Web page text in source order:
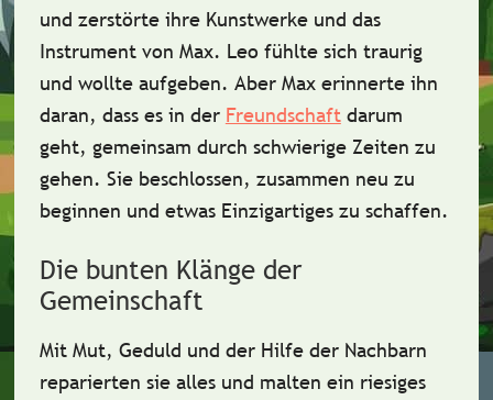
und zerstörte ihre Kunstwerke und das
Instrument von Max. Leo fühlte sich traurig
und wollte aufgeben. Aber Max erinnerte ihn
daran, dass es in der Freundschaftdarum
geht, gemeinsam durch schwierige Zeiten zu
gehen. Sie beschlossen, zusammen neu zu
beginnen und etwas Einzigartiges zu schaffen.
Die bunten Klänge der
Gemeinschaft
Mit Mut, Geduld und der Hilfe der Nachbarn
reparierten sie alles und malten ein riesiges